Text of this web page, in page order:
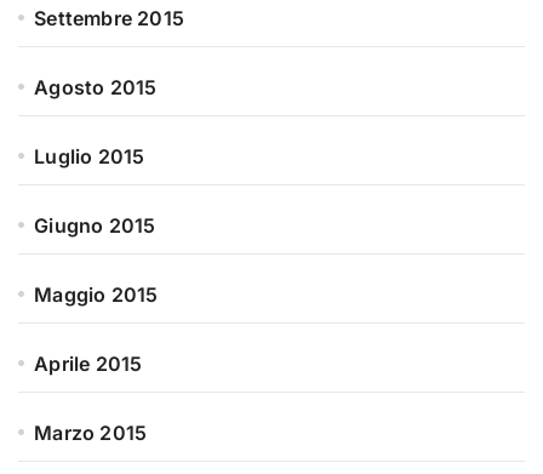
Settembre 2015
Agosto 2015
Luglio 2015
Giugno 2015
Maggio 2015
Aprile 2015
Marzo 2015